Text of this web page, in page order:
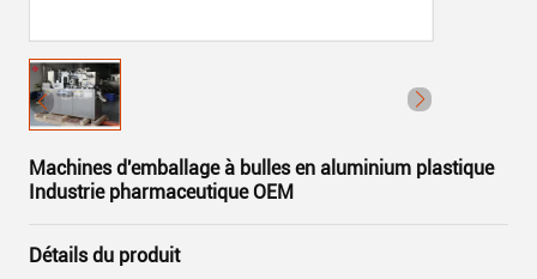
Machines d'emballage à bulles en aluminium plastique
Industrie pharmaceutique OEM
Détails du produit